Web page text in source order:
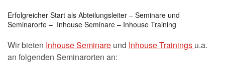
Erfolgreicher Start als Abteilungsleiter – Seminare und
Seminarorte – Inhouse Seminare – Inhouse Training
Wir bieten Inhouse Seminare und Inhouse Trainings u.a.
an folgenden Seminarorten an: